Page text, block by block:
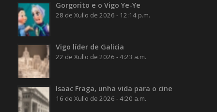
Gorgorito e o Vigo Ye-Ye
28 de Xullo de 2026 - 12:14 p.m.
Vigo líder de Galicia
22 de Xullo de 2026 - 4:23 a.m.
Isaac Fraga, unha vida para o cine
16 de Xullo de 2026 - 4:20 a.m.